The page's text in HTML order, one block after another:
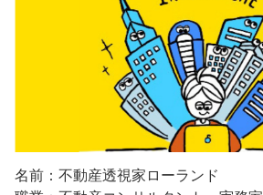
名前：不動産透視家ローランド